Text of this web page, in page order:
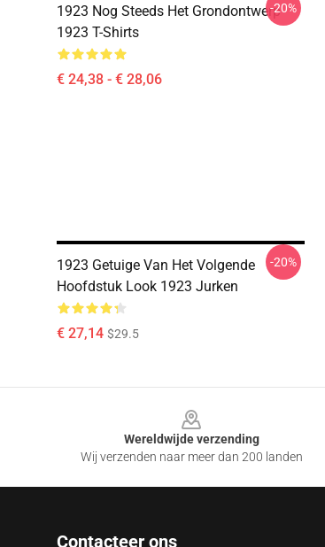
1923 Nog Steeds Het Grondontwerp
1923 T-Shirts
€ 24,38 - € 28,06
-20%
1923 Getuige Van Het Volgende
Hoofdstuk Look 1923 Jurken
€ 27,14 $29.5
-20%
Wereldwijde verzending
Wij verzenden naar meer dan 200 landen
Contacteer ons